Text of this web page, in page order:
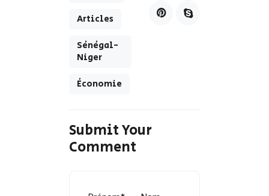
Articles
Sénégal-
Niger
Économie
Submit Your
Comment